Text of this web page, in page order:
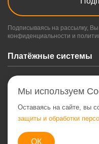
Подписываясь на рассылку,
конфиденциальности и
Платёжные системы
Политика
Мы используем
Оставаясь на сайте, вы
защиты и обработки
ОК